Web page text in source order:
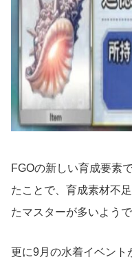
FGOの新しい育成要素
たことで、育成素材不
たマスターが多いようで
更に9月の水着イベント